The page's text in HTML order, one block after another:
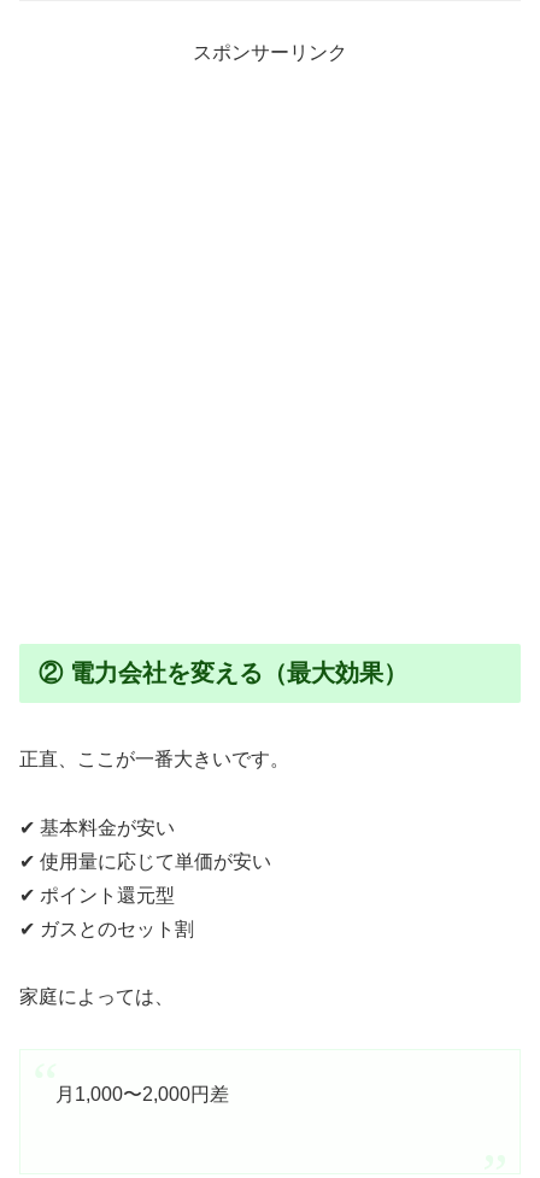
スポンサーリンク
② 電力会社を変える（最大効果）
正直、ここが一番大きいです。
✔ 基本料金が安い
✔ 使用量に応じて単価が安い
✔ ポイント還元型
✔ ガスとのセット割
家庭によっては、
月1,000〜2,000円差